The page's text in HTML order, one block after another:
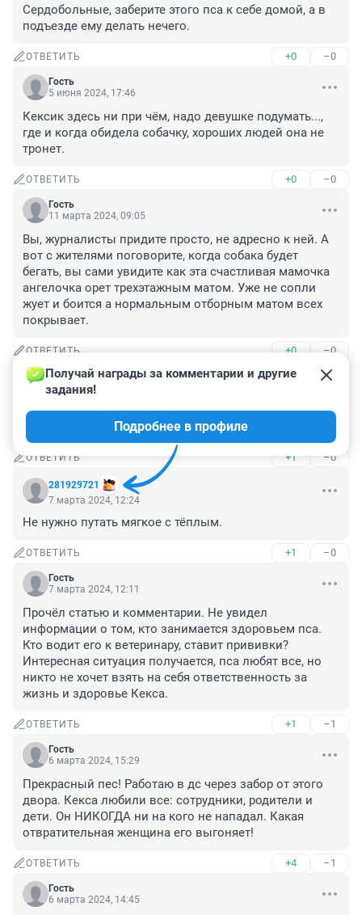
Сердобольные, заберите этого пса к себе домой, а в
подъезде ему делать нечего.
ОТВЕТИТЬ +0 –0
Гость
5 июня 2024, 17:46
Кексик здесь ни при чём, надо девушке подумать...,
где и когда обидела собачку, хороших людей она не
тронет.
ОТВЕТИТЬ +0 –0
Гость
11 марта 2024, 09:05
Вы, журналисты придите просто, не адресно к ней. А
вот с жителями поговорите, когда собака будет
бегать, вы сами увидите как эта счастливая мамочка
ангелочка орет трехэтажным матом. Уже не сопли
жует и боится а нормальным отборным матом всех
покрывает.
ОТВЕТИТЬ +0 –0
Гость
10 марта 2024, 18:42
Как-то странно, только на одних "нападает"... Может
ОТВЕТИТЬ +1 –0
281929721
Получай награды за комментарии и другие
задания!
Подробнее в профиле
7 марта 2024, 12:24
Не нужно путать мягкое с тёплым.
ОТВЕТИТЬ +1 –0
Гость
7 марта 2024, 12:11
Прочёл статью и комментарии. Не увидел
информации о том, кто занимается здоровьем пса.
Кто водит его к ветеринару, ставит прививки?
Интересная ситуация получается, пса любят все, но
никто не хочет взять на себя ответственность за
жизнь и здоровье Кекса.
ОТВЕТИТЬ +1 –1
Гость
6 марта 2024, 15:29
Прекрасный пес! Работаю в дс через забор от этого
двора. Кекса любили все: сотрудники, родители и
дети. Он НИКОГДА ни на кого не нападал. Какая
отвратительная женщина его выгоняет!
ОТВЕТИТЬ +4 –1
Гость
6 марта 2024, 14:45